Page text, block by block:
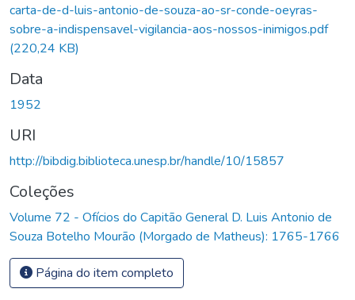
carta-de-d-luis-antonio-de-souza-ao-sr-conde-oeyras-
sobre-a-indispensavel-vigilancia-aos-nossos-inimigos.pdf
(220,24 KB)
Data
1952
URI
http://bibdig.biblioteca.unesp.br/handle/10/15857
Coleções
Volume 72 - Ofícios do Capitão General D. Luis Antonio de
Souza Botelho Mourão (Morgado de Matheus): 1765-1766
Página do item completo